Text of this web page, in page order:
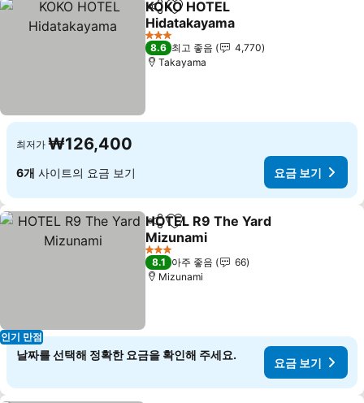
공유 즐겨찾기에 추가
KOKO HOTEL
Hidatakayama
요금 보기
3 성급
8.6 최고 좋음
4,770
Takayama
최저가 ₩126,400
6개 사이트의 요금 보기 요금 보기
인기 만점
공유 즐겨찾기에 추가
HOTEL R9 The Yard
Mizunami
요금 보기
3 성급
8.1 아주 좋음
66
Mizunami
날짜를 선택해 정확한 요금을 확인해 주세요.
요금 보기